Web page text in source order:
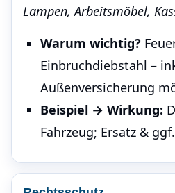
Lampen, Arbeitsmöbel,
Warum wichtig?
Einbruchdiebstahl –
Außenversicherung
Beispiel → Wirkung:
Fahrzeug; Ersatz &